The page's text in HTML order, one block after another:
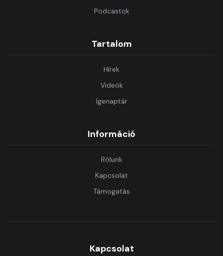
Podcastok
Tartalom
Hírek
Videók
Igenaptár
Információ
Rólunk
Kapcsolat
Támogatás
Kapcsolat